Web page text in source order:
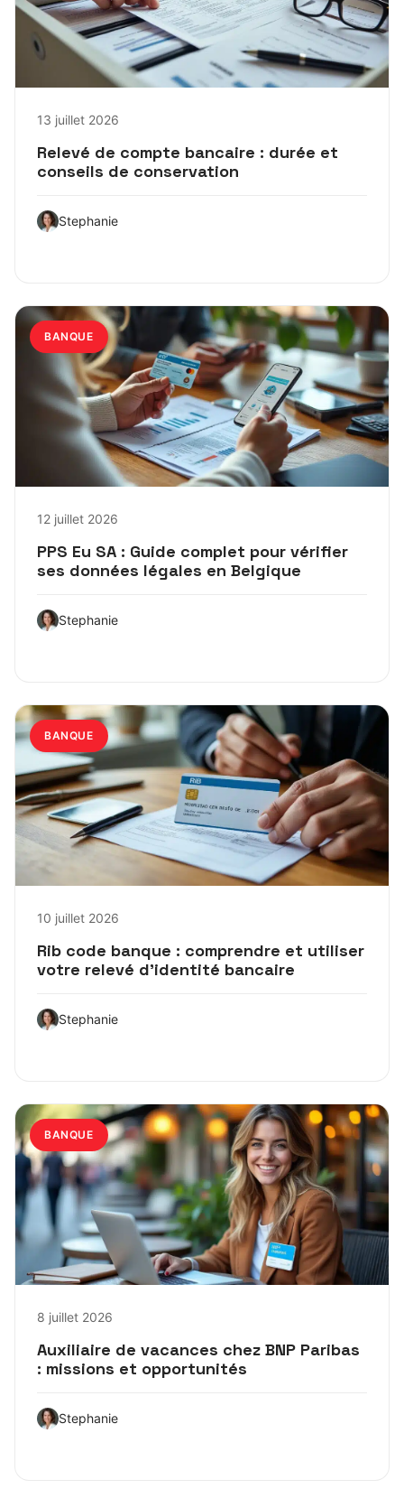
13 juillet 2026
Relevé de compte bancaire : durée et
conseils de conservation
Stephanie
BANQUE
12 juillet 2026
PPS Eu SA : Guide complet pour vérifier
ses données légales en Belgique
Stephanie
BANQUE
10 juillet 2026
Rib code banque : comprendre et utiliser
votre relevé d’identité bancaire
Stephanie
BANQUE
8 juillet 2026
Auxiliaire de vacances chez BNP Paribas
: missions et opportunités
Stephanie